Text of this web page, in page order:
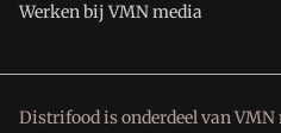
Werken bij VMN media
Distrifood is onderdeel van VMN